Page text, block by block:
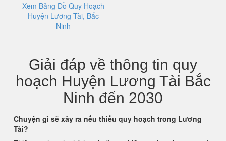
Xem Bảng Đồ Quy Hoạch
Huyện Lương Tài, Bắc
Ninh
Giải đáp về thông tin quy
hoạch Huyện Lương Tài Bắc
Ninh đến 2030
Chuyện gì sẽ xảy ra nếu thiếu quy hoạch trong Lương
Tài?